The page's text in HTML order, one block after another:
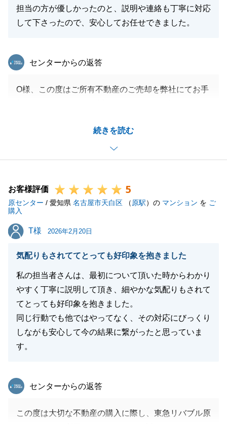
担当の方が優しかったのと、説明や連絡も丁寧に対応
して下さったので、安心してお任せできました。
続きを読む
東急リバブル
センターからの返答
O様、この度はご所有不動産のご売却を弊社にてお手
他社様ともやり取りをされていた中で、弊社をご用命
いただき、心より感謝申し上げます。
これからもご縁は続きますので、また何かお困り事等
ございましたら、お気軽にお申し付けください。
何卒、よろしくお願いいたします。
閉じる
お客様評価 5
原センター / 愛知県 名古屋市天白区 （ 原駅）の マンション を ご
購入
T様
T様 2026年2月20日
気配りもされててとっても好印象を抱きました
私の担当者さんは、最初について頂いた時からわかり
やすく丁寧に説明して頂き、細やかな気配りもされて
てとっても好印象を抱きました。
同じ行動でも他ではやってなく、その対応にびっくり
しながも安心して今の結果に繋がったと思っていま
す。
東急リバブル
センターからの返答
この度は大切な不動産の購入に際し、東急リバブル原